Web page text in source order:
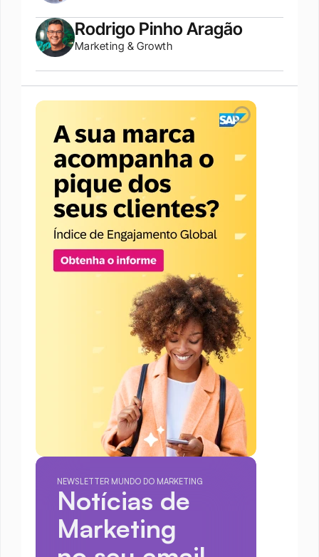
Rodrigo Pinho Aragão
Marketing & Growth
NEWSLETTER MUNDO DO MARKETING
Notícias de
Marketing